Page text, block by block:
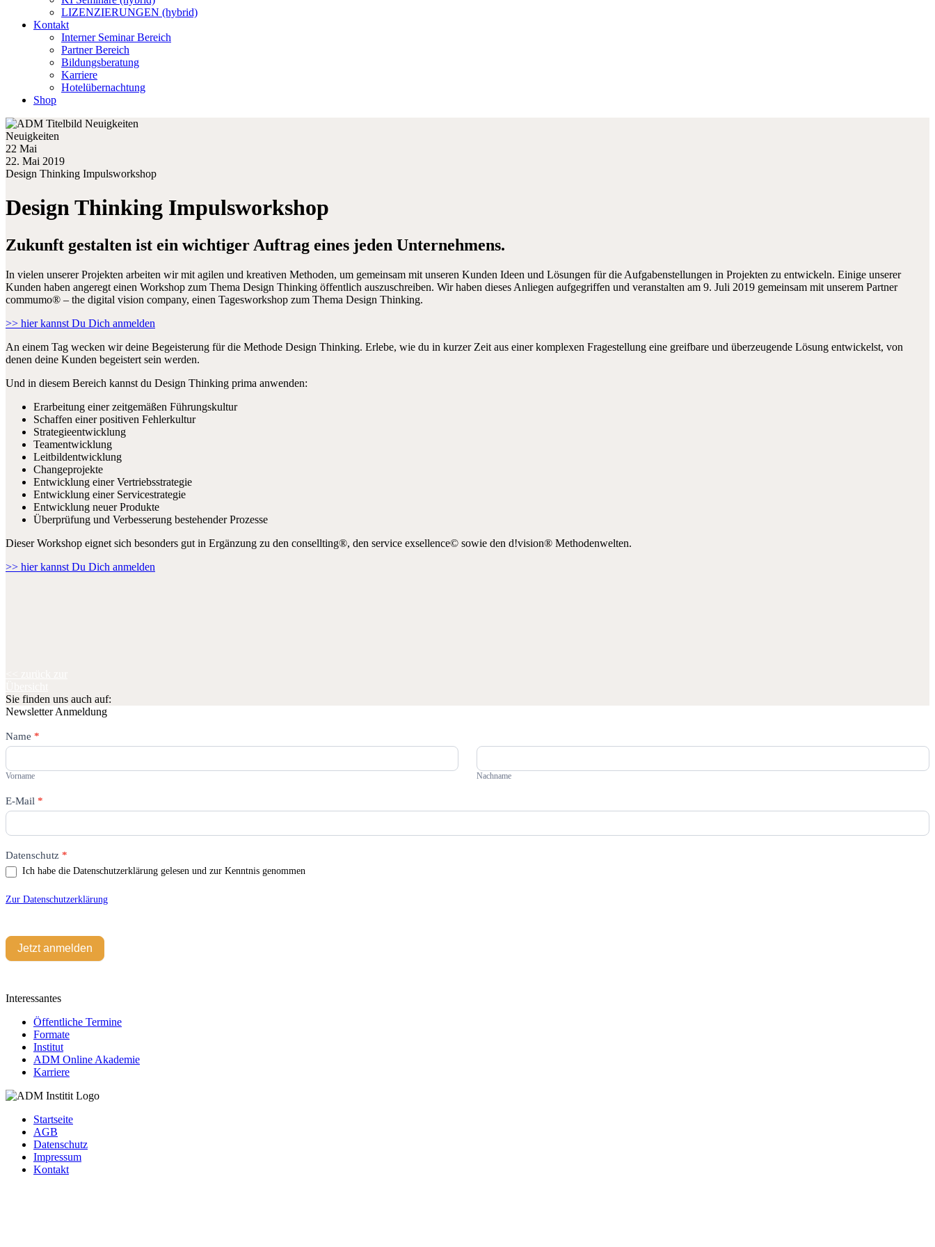
LIZENZIERUNGEN (hybrid)
Kontakt
Interner Seminar Bereich
Partner Bereich
Bildungsberatung
Karriere
Hotelübernachtung
Shop
Neuigkeiten
22 Mai
22. Mai 2019
Design Thinking Impulsworkshop
Design Thinking Impulsworkshop
Zukunft gestalten ist ein wichtiger Auftrag eines jeden Unternehmens.
In vielen unserer Projekten arbeiten wir mit agilen und kreativen Methoden, um gemeinsam mit unseren Kunden Ideen und Lösungen für die Aufgabenstellungen in Projekten zu entwickeln. Einige unserer
Kunden haben angeregt einen Workshop zum Thema Design Thinking öffentlich auszuschreiben. Wir haben dieses Anliegen aufgegriffen und veranstalten am 9. Juli 2019 gemeinsam mit unserem Partner
commumo® – the digital vision company, einen Tagesworkshop zum Thema Design Thinking.
>> hier kannst Du Dich anmelden
An einem Tag wecken wir deine Begeisterung für die Methode Design Thinking. Erlebe, wie du in kurzer Zeit aus einer komplexen Fragestellung eine greifbare und überzeugende Lösung entwickelst, von
denen deine Kunden begeistert sein werden.
Und in diesem Bereich kannst du Design Thinking prima anwenden:
Erarbeitung einer zeitgemäßen Führungskultur
Schaffen einer positiven Fehlerkultur
Strategieentwicklung
Teamentwicklung
Leitbildentwicklung
Changeprojekte
Entwicklung einer Vertriebsstrategie
Entwicklung einer Servicestrategie
Entwicklung neuer Produkte
Überprüfung und Verbesserung bestehender Prozesse
Dieser Workshop eignet sich besonders gut in Ergänzung zu den consellting®, den service exsellence© sowie den d!vision® Methodenwelten.
>> hier kannst Du Dich anmelden
Sie finden uns auch auf:
Newsletter Anmeldung
Newsletter
Name *
Vorname
Vorname
Nachname
Nachname
E-Mail *
Datenschutz *
Ich habe die Datenschutzerklärung gelesen und zur Kenntnis genommen
Zur Datenschutzerklärung
Jetzt anmelden
Falls
Du
bist,
dieses
Feld
Interessantes
Öffentliche Termine
Formate
Institut
ADM Online Akademie
Karriere
Startseite
AGB
Datenschutz
Impressum
Kontakt